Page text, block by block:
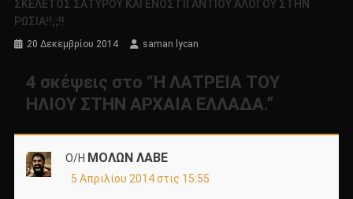
ΣΚΕΛΕΤΟΣ ΣΑΤΥΡΟΥ ΚΑΙ ΕΝΟΣ ΓΙΓΑΝΤΙΟΥ ΑΛΟΓΟΥ ΣΤΗΝ
ΡΩΣΙΑ!!;;!!
20 Δεκεμβρίου 2014 saman lycan
4 σκέψεις στο “Η ΛΑΤΡΕΙΑ ΤΟΥ
ΗΛΙΟΥ ΣΤΗΝ ΑΡΧΑΙΑ ΕΛΛΑΔΑ.”
Ο/Η ΜΟΛΩΝ ΛΑΒΕ
5 Απριλίου 2014 στις 15:55